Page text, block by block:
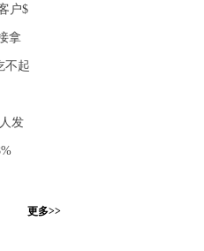
户$
拿
不起
发
更多>>